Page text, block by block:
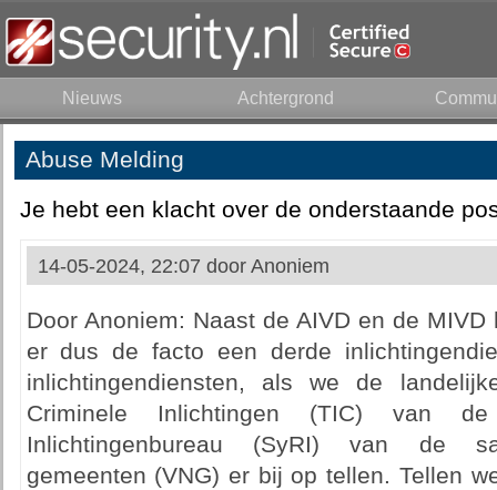
Nieuws Achtergrond
Abuse Melding
Je hebt een klacht over de onderstaande
14-05-2024, 22:07 door Anoniem
Door Anoniem: Naast de AIVD en de
er dus de facto een derde
inlichtingendiensten, als we de
Criminele Inlichtingen (TIC) van
Inlichtingenbureau (SyRI) van de
gemeenten (VNG) er bij op tellen. Tellen